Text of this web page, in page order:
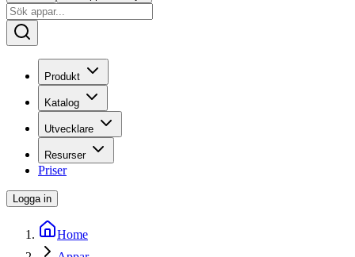
Produkt
Katalog
Utvecklare
Resurser
Priser
Logga in
Home